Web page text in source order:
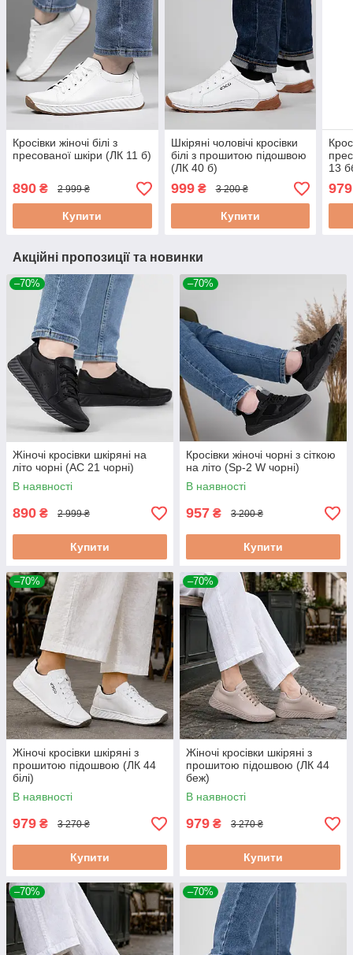
Кросівки жіночі білі з
пресованої шкіри (ЛК 11 б)
890 ₴ 2 999 ₴
Купити
Шкіряні чоловічі кросівки
білі з прошитою підошвою
(ЛК 40 б)
999₴ 3 200 ₴
Купити
13
979
Акційні пропозиції та новинки
–70%
Жіночі кросівки шкіряні на
літо чорні (АС 21 чорні)
В наявності
890 ₴ 2 999 ₴
Купити
–70%
Кросівки жіночі чорні з сіткою
на літо (Sp-2 W чорні)
В наявності
957 ₴ 3 200 ₴
Купити
–70%
Жіночі кросівки шкіряні з
прошитою підошвою (ЛК 44
білі)
В наявності
979 ₴ 3 270 ₴
Купити
–70%
Жіночі кросівки шкіряні з
прошитою підошвою (ЛК 44
беж)
В наявності
979 ₴ 3 270 ₴
Купити
–70% –70%